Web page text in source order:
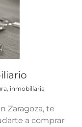
, inmobiliaria
Zaragoza, te
a comprar